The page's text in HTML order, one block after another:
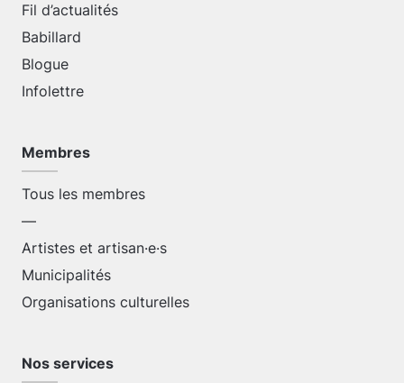
Fil d’actualités
Babillard
Blogue
Infolettre
Membres
Tous les membres
—
Artistes et artisan·e·s
Municipalités
Organisations culturelles
Nos services